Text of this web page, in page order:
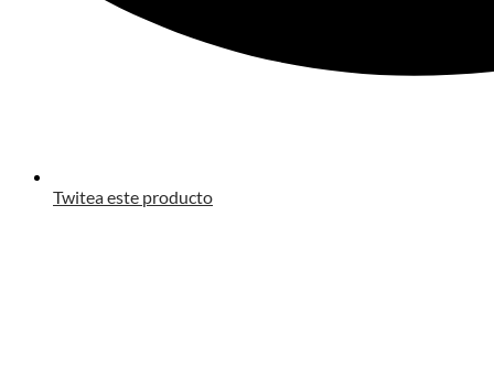
Twitea este producto